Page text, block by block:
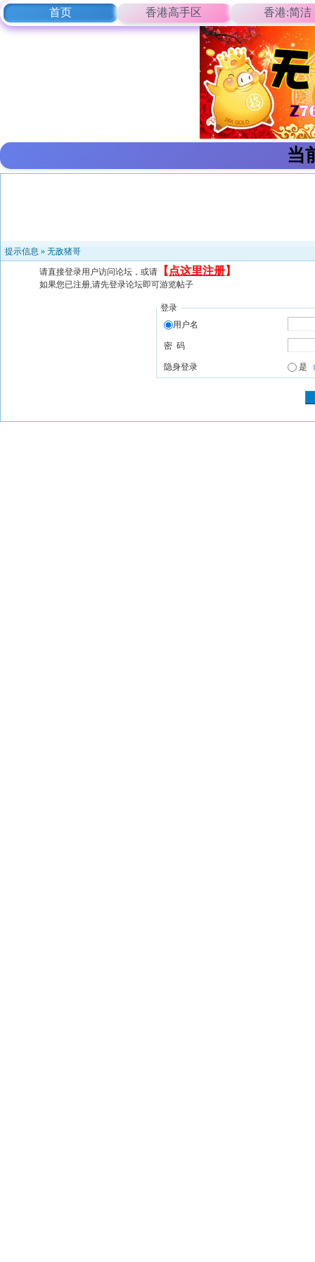
首页 香港高手区 香港:简洁
当
提示信息 » 无敌猪哥
请直接登录用户访问论坛，或请 【 点这里注册】
如果您已注册,请先登录论坛即可游览帖子
登录
用户名
密 码
隐身登录 是